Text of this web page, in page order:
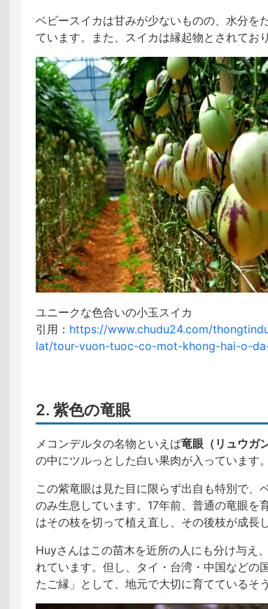
ベビースイカは甘みが少ないものの、水分を
ています。また、スイカは縁起物とされてお
ユニークな色合いの小玉スイカ
引用： https://www.chudu24.com/
lat/tour-vuon-tuoc-co-mot-khong-hai-o-
2. 紫色の竜眼
メコンデルタの名物といえば竜眼（リュウガ
の中にツルっとした白い果肉が入っています
この紫竜眼は見た目に限らず出自も特別で
のみ生息しています。17年前、普通の竜眼
はその枝を切って植え直し、その後枝が成長
Huyさんはこの苗木を近所の人にも分け与え
れています。但し、タイ・台湾・中国などの
たご縁」として、地元で大切に育てているそう